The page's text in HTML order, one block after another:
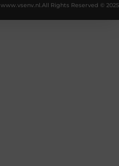
All Rights Reserved © 2025
www.vsenv.nl.